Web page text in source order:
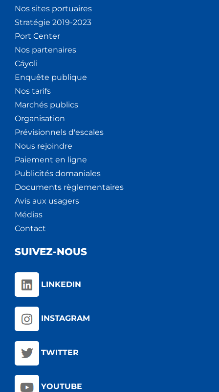
Nos sites portuaires
Stratégie 2019-2023
Port Center
Nos partenaires
Cáyoli
Enquête publique
Nos tarifs
Marchés publics
Organisation
Prévisionnels d'escales
Nous rejoindre
Paiement en ligne
Publicités domaniales
Documents règlementaires
Avis aux usagers
Médias
Contact
SUIVEZ-NOUS
LINKEDIN
INSTAGRAM
TWITTER
YOUTUBE